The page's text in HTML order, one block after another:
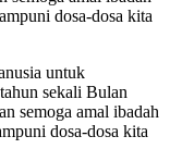
dosa-dosa kita
untuk
sekali Bulan
semoga amal ibadah
dosa-dosa kita